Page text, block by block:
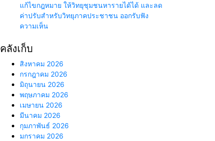
แก้ไขกฎหมาย ให้วิทยุชุมชนหารายได้ได้ และลด
ค่าปรับสำหรับวิทยุภาคประชาชน ออกรับฟัง
ความเห็น
คลังเก็บ
สิงหาคม 2026
กรกฎาคม 2026
มิถุนายน 2026
พฤษภาคม 2026
เมษายน 2026
มีนาคม 2026
กุมภาพันธ์ 2026
มกราคม 2026